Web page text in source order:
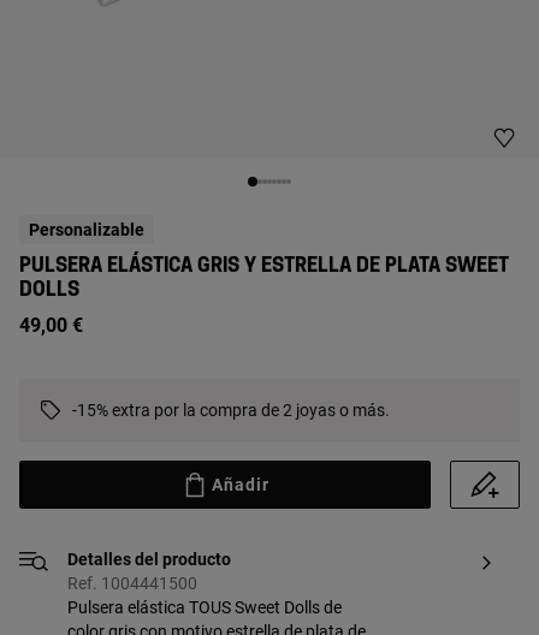
Personalizable
PULSERA ELÁSTICA GRIS Y ESTRELLA DE PLATA SWEET
DOLLS
49,00 €
-15% extra por la compra de 2 joyas o más.
Añadir
Detalles del producto
Ref. 1004441500
Pulsera elástica TOUS Sweet Dolls de